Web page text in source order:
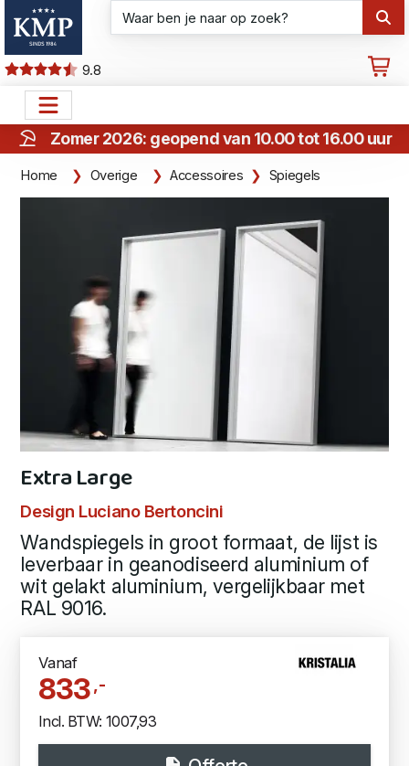
9.8
Zomer 2026: geopend van 10.00 tot 16.00 uur
Home Overige Accessoires Spiegels
Extra Large
Design Luciano Bertoncini
Wandspiegels in groot formaat, de lijst is
leverbaar in geanodiseerd aluminium of
wit gelakt aluminium, vergelijkbaar met
RAL 9016.
Vanaf
833,-
Incl. BTW: 1007,93